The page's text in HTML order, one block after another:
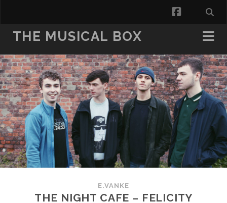
facebook
THE MUSICAL BOX
E.VANKE
THE NIGHT CAFE – FELICITY